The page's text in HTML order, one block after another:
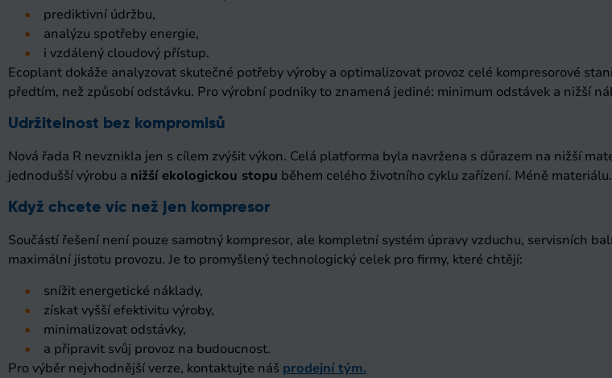
prediktivní údržbu,
analýzu spotřeby energie,
i vzdálený cloudový přístup.
Ecoplant dokáže analyzovat skutečné potřeby výroby a optimalizovat provoz celé kompresorové
předtím, než způsobí odstávku. Pro výrobní podniky to znamená jediné: minimum odstávek a nižší
Udržitelnost bez kompromisů
Nová řada R nevznikla jen s cílem zvýšit výkon. Celá platforma byla navržena s důrazem na nižší
jednodušší výrobu a nižší ekologickou stopu během celého životního cyklu zařízení. Méně
Když chcete víc než jen kompresor
Součástí řešení není pouze samotný kompresor, ale kompletní systém úpravy vzduchu, servisních
maximální jistotu provozu. Je to promyšlený technologický celek pro firmy, které chtějí:
snížit energetické náklady,
získat vyšší efektivitu výroby,
minimalizovat odstávky,
a připravit svůj provoz na budoucnost.
Pro výběr nejvhodnější verze, kontaktujte náš prodejní tým.